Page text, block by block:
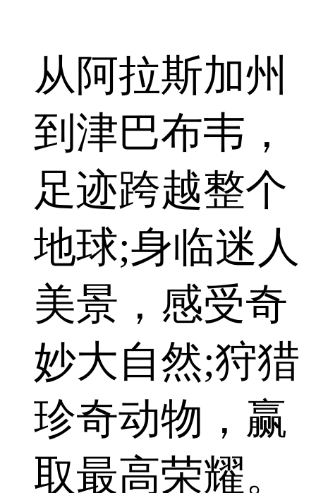
从阿拉斯加州
到津巴布韦，
足迹跨越整个
地球;身临迷人
美景，感受奇
妙大自然;狩猎
珍奇动物，赢
取最高荣耀。